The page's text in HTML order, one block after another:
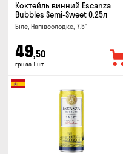
Коктейль винний Escanza
Bubbles Semi-Sweet 0.25л
Біле, Напівсолодке, 7.5°
49,50
грн за 1 шт